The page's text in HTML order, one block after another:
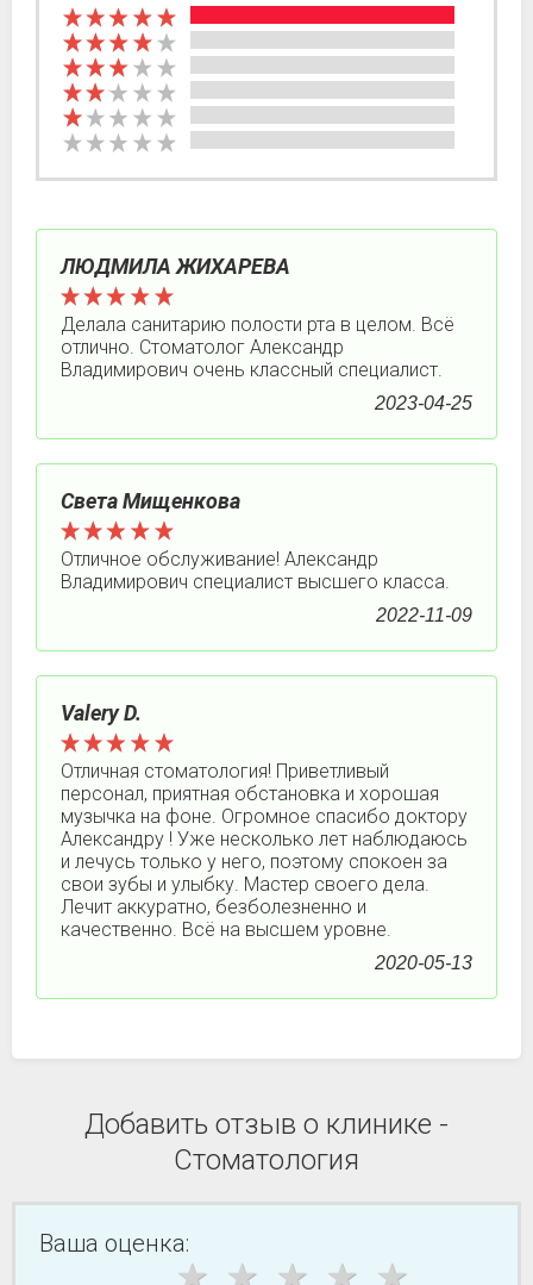
ЛЮДМИЛА ЖИХАРЕВА
Делала санитарию полости рта в целом. Всё
отлично. Стоматолог Александр
Владимирович очень классный специалист.
2023-04-25
Света Мищенкова
Отличное обслуживание! Александр
Владимирович специалист высшего класса.
2022-11-09
Valery D.
Отличная стоматология! Приветливый
персонал, приятная обстановка и хорошая
музычка на фоне. Огромное спасибо доктору
Александру ! Уже несколько лет наблюдаюсь
и лечусь только у него, поэтому спокоен за
свои зубы и улыбку. Мастер своего дела.
Лечит аккуратно, безболезненно и
качественно. Всё на высшем уровне.
2020-05-13
Добавить отзыв о клинике -
Стоматология
Ваша оценка: